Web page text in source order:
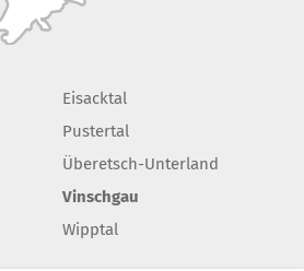
Eisacktal
Pustertal
Überetsch-Unterland
Vinschgau
Wipptal